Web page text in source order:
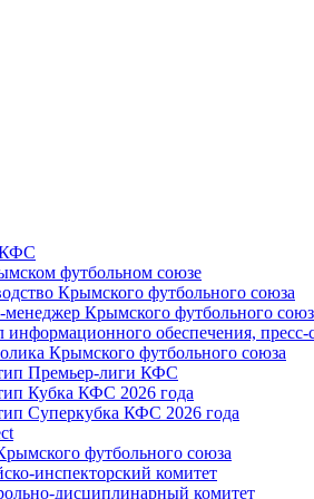
КФС
футбольном союзе
Крымского футбольного союза
Крымского футбольного
информационного обеспечения, пресс-
Крымского футбольного союза
Премьер-лиги КФС
Кубка КФС 2026 года
Суперкубка КФС 2026 года
футбольного союза
инспекторский комитет
дисциплинарный комитет